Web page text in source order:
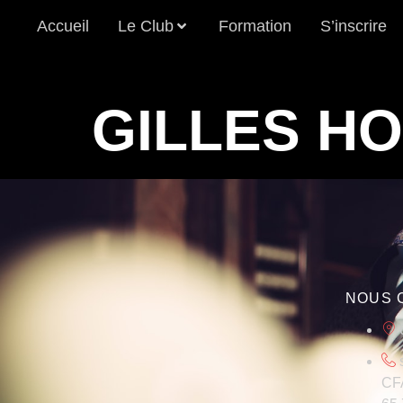
Accueil Le Club Formation S’inscrire
GILLES
NOUS